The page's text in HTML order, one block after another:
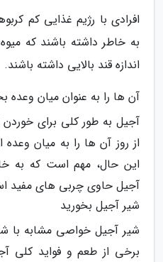
افرادی با رژیم غذایی کم
به خاطر داشته باشند که
اندازه قند بالایی داشته باشند.
آن ها را به عنوان میان وعده
آجیل به طور کلی برای
از روز آن ها را به میان
این حال، مهم است که به
آجیل حاوی چربی های مفید
شیر آجیل بخورید
شیر آجیل خواصی مشابه با
برخی از طعم و فواید کلی